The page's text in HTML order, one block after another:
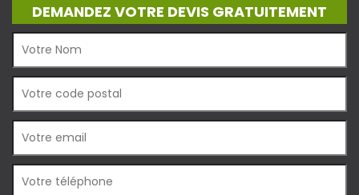
DEMANDEZ VOTRE DEVIS GRATUITEMENT